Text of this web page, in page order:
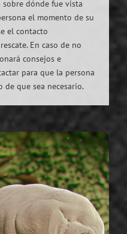
dónde fue vista
el momento de su
el contacto
En caso de no
consejos e
para que la persona
de que sea necesario.